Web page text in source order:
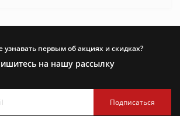
узнавать первым об акциях и скидках?
на нашу рассылку
Подписаться